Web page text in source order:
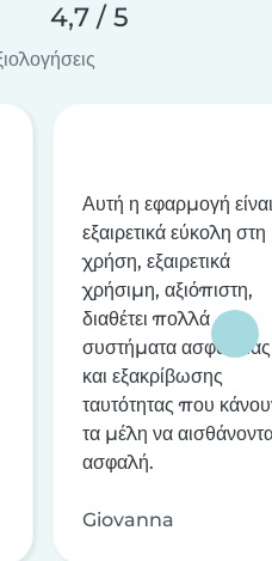
4,7 / 5
Αυτή η εφαρμογή είναι
εξαιρετικά εύκολη στη
χρήση, εξαιρετικά
χρήσιμη, αξιόπιστη,
διαθέτει πολλά
συστήματα ασφαλείας
και εξακρίβωσης
ταυτότητας που
τα μέλη να
ασφαλή.
Giovanna